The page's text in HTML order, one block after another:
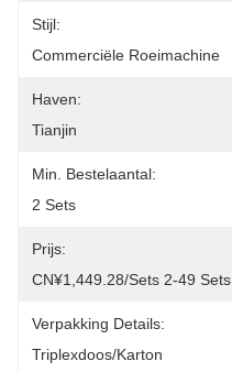
Stijl:
Commerciële Roeimachine
Haven:
Tianjin
Min. Bestelaantal:
2 Sets
Prijs:
CN¥1,449.28/sets 2-49 Sets
Verpakking Details:
Triplexdoos/Karton